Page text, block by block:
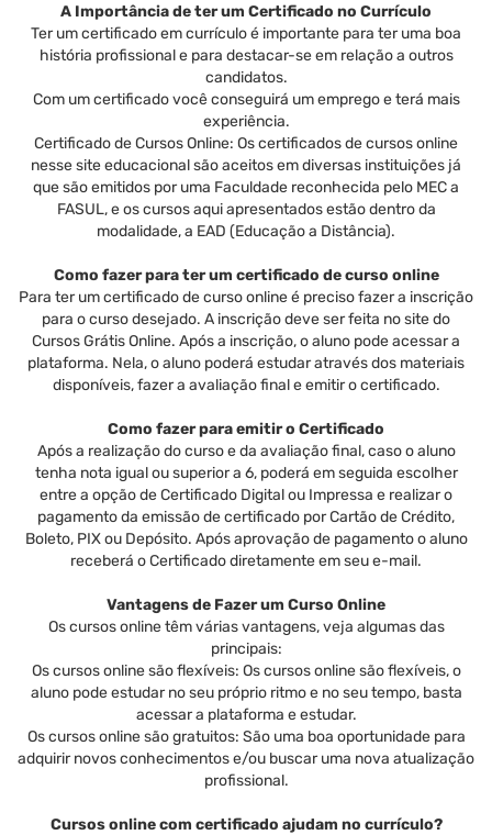
A Importância de ter um Certificado no Currículo
Ter um certificado em currículo é importante para ter uma boa
história profissional e para destacar-se em relação a outros
candidatos.
Com um certificado você conseguirá um emprego e terá mais
experiência.
Certificado de Cursos Online: Os certificados de cursos online
nesse site educacional são aceitos em diversas instituições já
que são emitidos por uma Faculdade reconhecida pelo MEC a
FASUL, e os cursos aqui apresentados estão dentro da
modalidade, a EAD (Educação a Distância).
Como fazer para ter um certificado de curso online
Para ter um certificado de curso online é preciso fazer a inscrição
para o curso desejado. A inscrição deve ser feita no site do
Cursos Grátis Online. Após a inscrição, o aluno pode acessar a
plataforma. Nela, o aluno poderá estudar através dos materiais
disponíveis, fazer a avaliação final e emitir o certificado.
Como fazer para emitir o Certificado
Após a realização do curso e da avaliação final, caso o aluno
tenha nota igual ou superior a 6, poderá em seguida escolher
entre a opção de Certificado Digital ou Impressa e realizar o
pagamento da emissão de certificado por Cartão de Crédito,
Boleto, PIX ou Depósito. Após aprovação de pagamento o aluno
receberá o Certificado diretamente em seu e-mail.
Vantagens de Fazer um Curso Online
Os cursos online têm várias vantagens, veja algumas das
principais:
Os cursos online são flexíveis: Os cursos online são flexíveis, o
aluno pode estudar no seu próprio ritmo e no seu tempo, basta
acessar a plataforma e estudar.
Os cursos online são gratuitos: São uma boa oportunidade para
adquirir novos conhecimentos e/ou buscar uma nova atualização
profissional.
Cursos online com certificado ajudam no currículo?